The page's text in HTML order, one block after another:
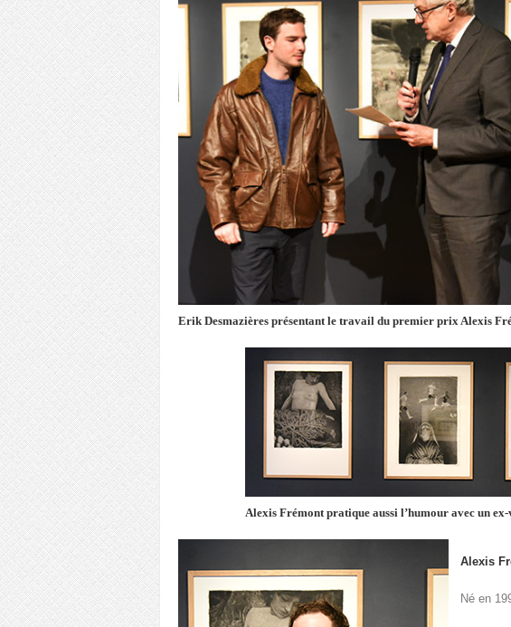
Erik Desmazières présentant le travail du premier prix Alexis
Alexis Frémont pratique aussi l’humour avec un
Alexis
Né en